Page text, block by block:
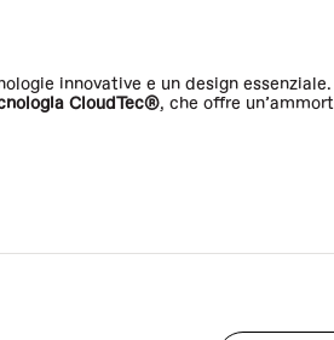
innovative e un design
CloudTec®, che offre
alla passeggiata in città, fino